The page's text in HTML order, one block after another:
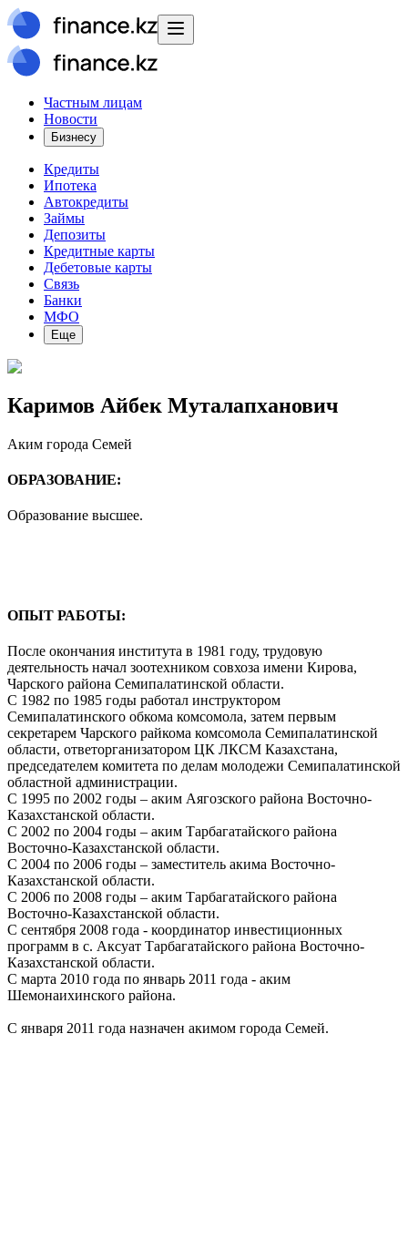
Частным лицам
Новости
Бизнесу
Кредиты
Ипотека
Автокредиты
Займы
Депозиты
Кредитные карты
Дебетовые карты
Связь
Банки
МФО
Еще
Каримов Айбек Муталапханович
Аким города Семей
ОБРАЗОВАНИЕ:
Образование высшее.
ОПЫТ РАБОТЫ:
После окончания института в 1981 году, трудовую
деятельность начал зоотехником совхоза имени Кирова,
Чарского района Семипалатинской области.
С 1982 по 1985 годы работал инструктором
Семипалатинского обкома комсомола, затем первым
секретарем Чарского райкома комсомола Семипалатинской
области, ответорганизатором ЦК ЛКСМ Казахстана,
председателем комитета по делам молодежи Семипалатинской
областной администрации.
С 1995 по 2002 годы – аким Аягозского района Восточно-
Казахстанской области.
С 2002 по 2004 годы – аким Тарбагатайского района
Восточно-Казахстанской области.
С 2004 по 2006 годы – заместитель акима Восточно-
Казахстанской области.
С 2006 по 2008 годы – аким Тарбагатайского района
Восточно-Казахстанской области.
С сентября 2008 года - координатор инвестиционных
программ в с. Аксуат Тарбагатайского района Восточно-
Казахстанской области.
С марта 2010 года по январь 2011 года - аким
Шемонаихинского района.
С января 2011 года назначен акимом города Семей.